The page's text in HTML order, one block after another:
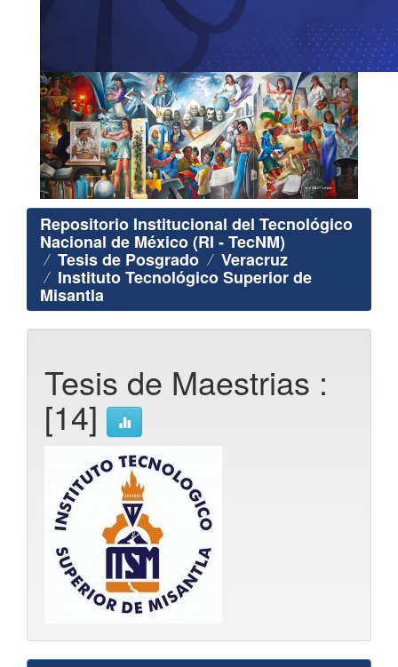
Repositorio Institucional del Tecnológico
Nacional de México (RI - TecNM)
Tesis de Posgrado Veracruz
Instituto Tecnológico Superior de
Misantla
Tesis de Maestrias :
[14]